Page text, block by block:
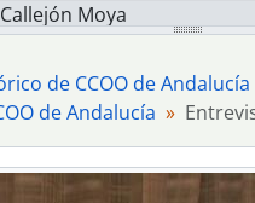
Moya
Sánchez González
Gallego Fernández
Sánchez Legrán
Arévalo
de CCOO de Andalucía
de Andalucía